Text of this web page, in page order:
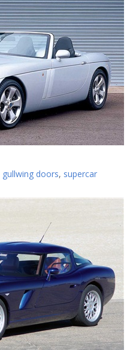
gullwing doors, supercar